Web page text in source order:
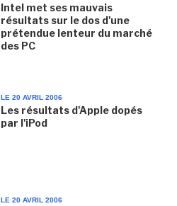
Intel met ses mauvais
résultats sur le dos d'une
prétendue lenteur du marché
des PC
LE 20 AVRIL 2006
Les résultats d'Apple dopés
par l'iPod
LE 20 AVRIL 2006